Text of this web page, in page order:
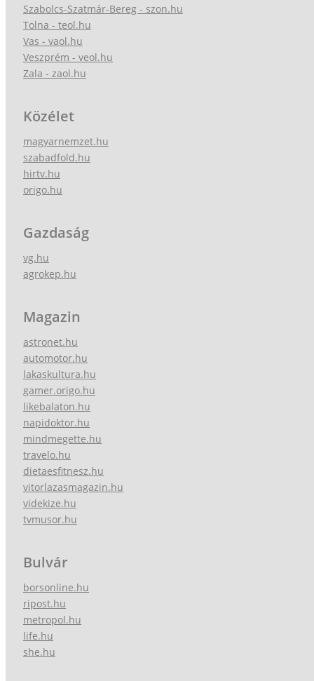
Szabolcs-Szatmár-Bereg - szon.hu
Tolna - teol.hu
Vas - vaol.hu
Veszprém - veol.hu
Zala - zaol.hu
Közélet
magyarnemzet.hu
szabadfold.hu
hirtv.hu
origo.hu
Gazdaság
vg.hu
agrokep.hu
Magazin
astronet.hu
automotor.hu
lakaskultura.hu
gamer.origo.hu
likebalaton.hu
napidoktor.hu
mindmegette.hu
travelo.hu
dietaesfitnesz.hu
vitorlazasmagazin.hu
videkize.hu
tvmusor.hu
Bulvár
borsonline.hu
ripost.hu
metropol.hu
life.hu
she.hu